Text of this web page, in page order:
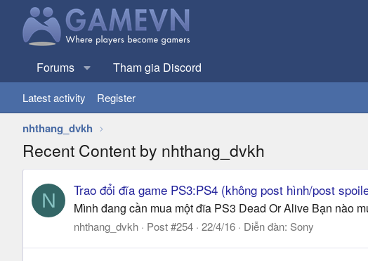
Forums Tham gia Discord
Latest activity Register
nhthang_dvkh
Recent Content by nhthang_dvkh
N Trao đổi đĩa game PS3:PS4 (không post hình/post
Mình đang cần mua một đĩa PS3 Dead Or Alive Bạn nào
nhthang_dvkh Post #254 22/4/16 Diễn đàn: Sony